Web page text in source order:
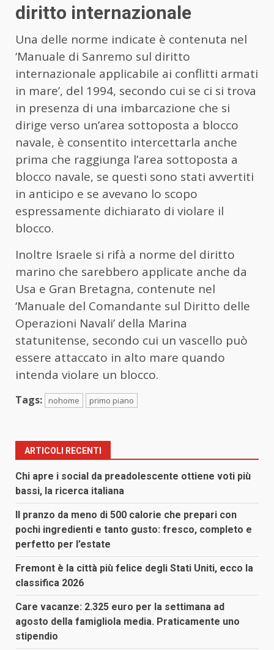
diritto internazionale
Una delle norme indicate è contenuta nel
‘Manuale di Sanremo sul diritto
internazionale applicabile ai conflitti armati
in mare’, del 1994, secondo cui se ci si trova
in presenza di una imbarcazione che si
dirige verso un’area sottoposta a blocco
navale, è consentito intercettarla anche
prima che raggiunga l’area sottoposta a
blocco navale, se questi sono stati avvertiti
in anticipo e se avevano lo scopo
espressamente dichiarato di violare il
blocco.
Inoltre Israele si rifà a norme del diritto
marino che sarebbero applicate anche da
Usa e Gran Bretagna, contenute nel
‘Manuale del Comandante sul Diritto delle
Operazioni Navali’ della Marina
statunitense, secondo cui un vascello può
essere attaccato in alto mare quando
intenda violare un blocco.
Tags: nohome primo piano
ARTICOLI RECENTI
Chi apre i social da preadolescente ottiene voti più
bassi, la ricerca italiana
Il pranzo da meno di 500 calorie che prepari con
pochi ingredienti e tanto gusto: fresco, completo e
perfetto per l’estate
Fremont è la città più felice degli Stati Uniti, ecco la
classifica 2026
Care vacanze: 2.325 euro per la settimana ad
agosto della famigliola media. Praticamente uno
stipendio